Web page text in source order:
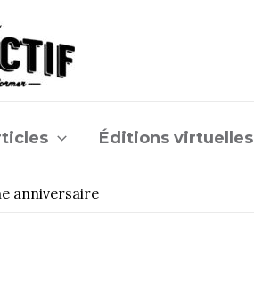
Éditions virtuelles
anniversaire